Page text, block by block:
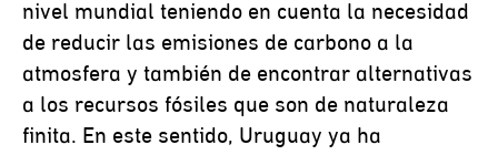
nivel mundial teniendo en cuenta la necesidad
de reducir las emisiones de carbono a la
atmosfera y también de encontrar alternativas
a los recursos fósiles que son de naturaleza
finita. En este sentido, Uruguay ya ha